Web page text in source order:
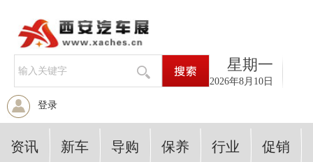
星期一
2026年8月10日
登录
资讯 新车 导购 保养 行业 促销